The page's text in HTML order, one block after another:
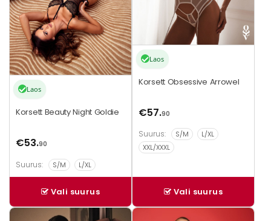
Laos
Korsett Beauty Night Goldie
€53.90
Suurus: S/M L/XL
Vali suurus
Laos
Korsett Obsessive Arrowel
€57.90
Suurus: S/M
L/XL
XXL/XXXL
Vali suurus
Sellel
Sellel